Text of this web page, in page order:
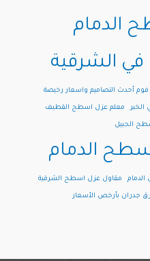
الدمام
الشرقية
فوم أحدث التصاميم واسعار رخيصة
الخبر معلم عزل اسطح القطيف
الجبيل
الدمام
الدمام مقاول عزل اسطح الشرقية
جدران بأرخص الأسعار